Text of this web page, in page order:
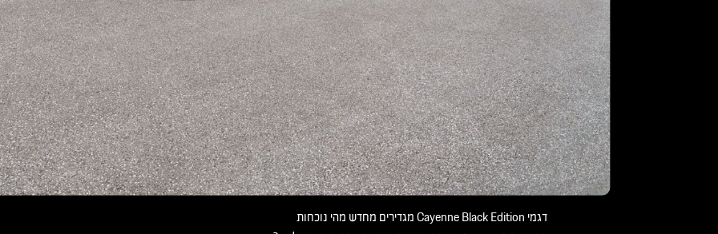
שחור זה לא רק צבע
דגמי Cayenne Black Edition מגדירים מחדש מהי נוכחות